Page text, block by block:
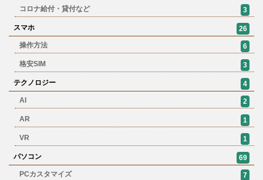
コロナ給付・貸付など
3
スマホ
26
操作方法
6
格安SIM 3
テクノロジー
4
AI
2
AR 1
VR 1
パソコン
69
PCカスタマイズ
7